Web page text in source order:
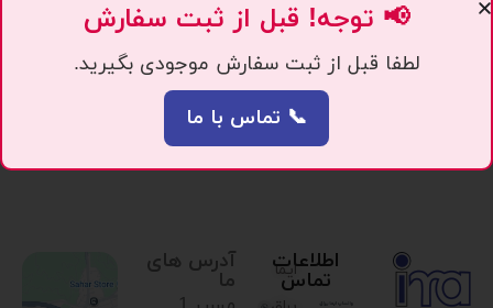
ایما
اطلاعات
تماس
آدرس های
ما
📢 توجه! قبل از ثبت سفارش
لطفا قبل از ثبت سفارش موجودی بگیرید.
📞 تماس با ما